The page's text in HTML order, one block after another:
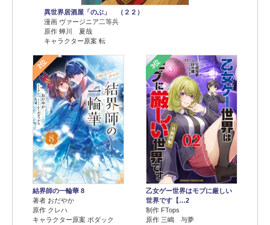
異世界居酒屋「のぶ」 （２２）
漫画 ヴァージニア二等兵
原作 蝉川 夏哉
キャラクター原案 転
2位
結界師の一輪華 8
著者 おだやか
原作 クレハ
キャラクター原案 ボダック
3位
乙女ゲー世界はモブに厳しい
世界です【…2
制作 FTops
原作 三嶋 与夢